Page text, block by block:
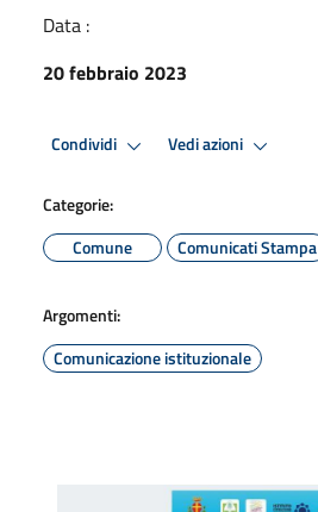
Data :
20 febbraio 2023
Condividi Vedi azioni
Categorie:
Comune
Comunicati Stampa
Argomenti:
Comunicazione istituzionale